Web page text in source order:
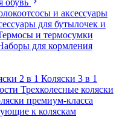
обувь
и аксессуары
для бутылочек и
и термосумки
для кормления
2 в 1 Коляски 3 в 1
Трехколесные коляски
премиум-класса
к коляскам